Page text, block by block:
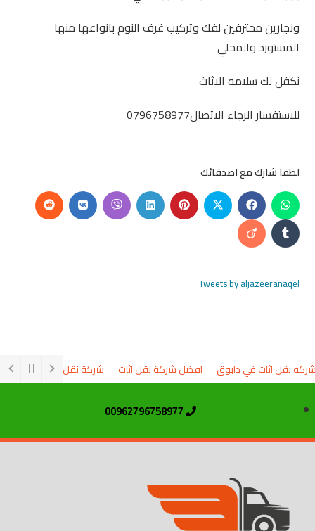
ونجارين محترفين لفك وتركيب غرف النوم بانواعها منها
المستورد والمحلي
نكفل لك سلامه الاثاث
للاستفسار الرجاء الاتصال0796758977
لطفا شارك مع اصدقائك
Tweets by aljazeeranaqel
نقل اثاث في دابوق افضل شركة نقل اثاث شركة نقل اثاث السوق
00962796758977